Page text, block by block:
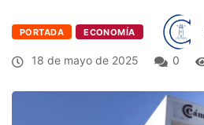
PORTADA ECONOMÍA
18 de mayo de 2025 0